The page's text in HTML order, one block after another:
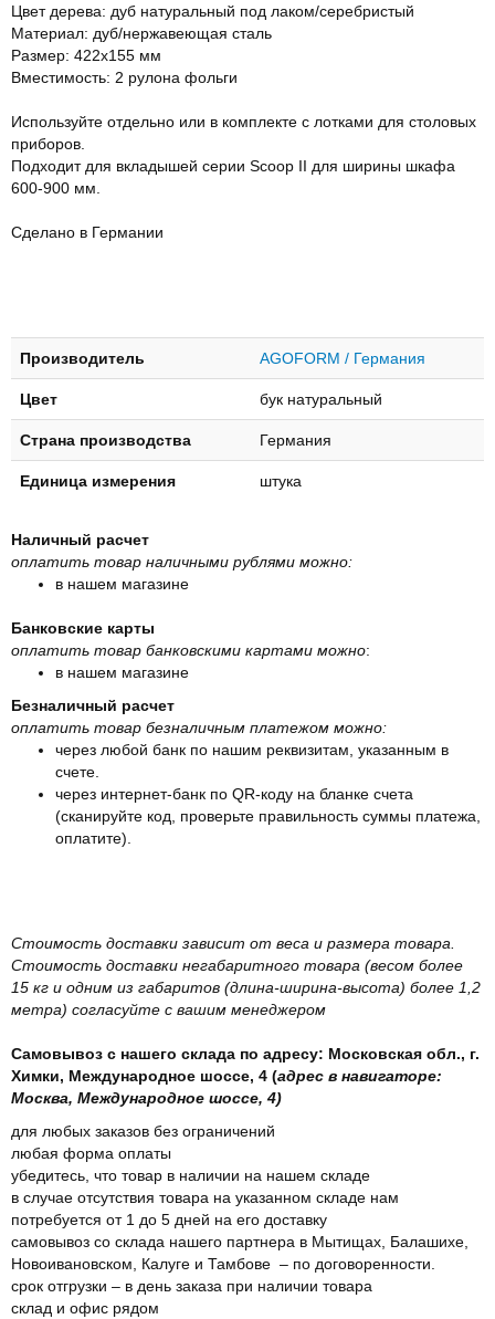
Цвет дерева: дуб натуральный под лаком/серебристый
Материал: дуб/нержавеющая сталь
Размер: 422х155 мм
Вместимость: 2 рулона фольги
Используйте отдельно или в комплекте с лотками для столовых
приборов.
Подходит для вкладышей серии Scoop II для ширины шкафа
600-900 мм.
Сделано в Германии
Производитель AGOFORM / Германия
Цвет бук натуральный
Страна производства Германия
Единица измерения штука
Наличный расчет
оплатить товар наличными рублями можно:
в нашем магазине
Банковские карты
оплатить товар банковскими картами можно:
в нашем магазине
Безналичный расчет
оплатить товар безналичным платежом можно:
через любой банк по нашим реквизитам, указанным в
счете.
через интернет-банк по QR-коду на бланке счета
(сканируйте код, проверьте правильность суммы платежа,
оплатите).
Стоимость доставки зависит от веса и размера товара.
Стоимость доставки негабаритного товара (весом более
15 кг и одним из габаритов (длина-ширина-высота) более 1,2
метра) согласуйте с вашим менеджером
Самовывоз с нашего склада по адресу: Московская обл., г.
Химки, Международное шоссе, 4 (адрес в навигаторе:
Москва, Международное шоссе, 4)
для любых заказов без ограничений
любая форма оплаты
убедитесь, что товар в наличии на нашем складе
в случае отсутствия товара на указанном складе нам
потребуется от 1 до 5 дней на его доставку
самовывоз со склада нашего партнера в Мытищах, Балашихе,
Новоивановском, Калуге и Тамбове – по договоренности.
срок отгрузки – в день заказа при наличии товара
склад и офис рядом